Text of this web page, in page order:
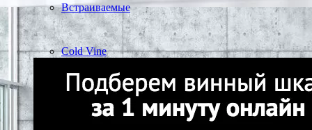
Встраиваемые
Cold Vine